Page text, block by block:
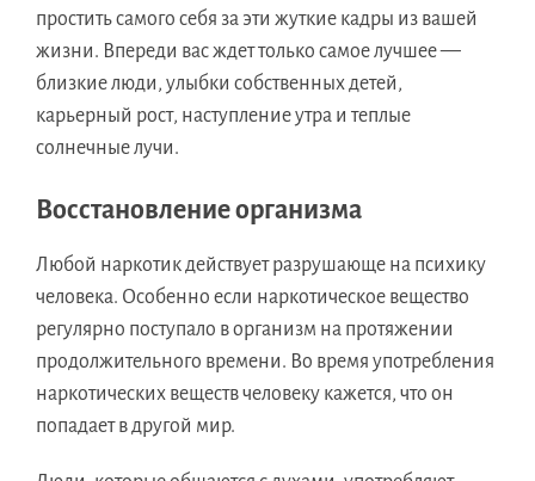
простить самого себя за эти жуткие кадры из вашей
жизни. Впереди вас ждет только самое лучшее —
близкие люди, улыбки собственных детей,
карьерный рост, наступление утра и теплые
солнечные лучи.
Восстановление организма
Любой наркотик действует разрушающе на психику
человека. Особенно если наркотическое вещество
регулярно поступало в организм на протяжении
продолжительного времени. Во время употребления
наркотических веществ человеку кажется, что он
попадает в другой мир.